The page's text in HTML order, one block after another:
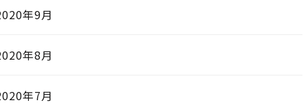
年9月
年8月
年7月